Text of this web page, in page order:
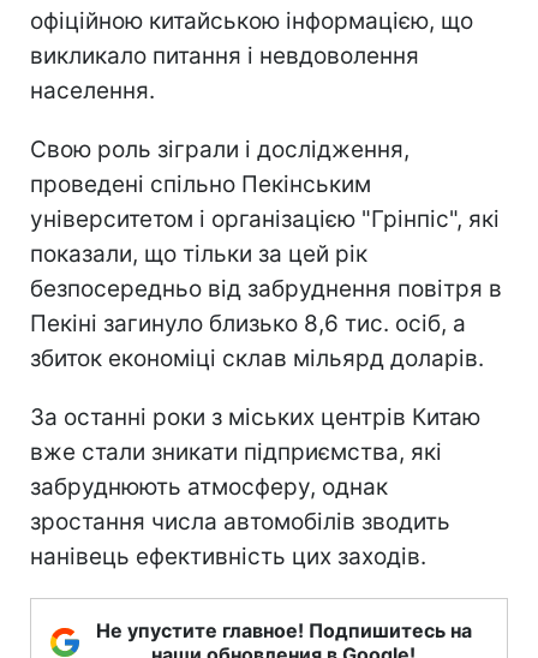
офіційною китайською інформацією, що
викликало питання і невдоволення
населення.
Свою роль зіграли і дослідження,
проведені спільно Пекінським
університетом і організацією "Грінпіс", які
показали, що тільки за цей рік
безпосередньо від забруднення повітря в
Пекіні загинуло близько 8,6 тис. осіб, а
збиток економіці склав мільярд доларів.
За останні роки з міських центрів Китаю
вже стали зникати підприємства, які
забруднюють атмосферу, однак
зростання числа автомобілів зводить
нанівець ефективність цих заходів.
Не упустите главное! Подпишитесь на